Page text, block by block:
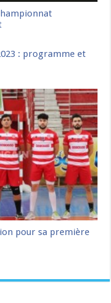
: programme et
pour sa première